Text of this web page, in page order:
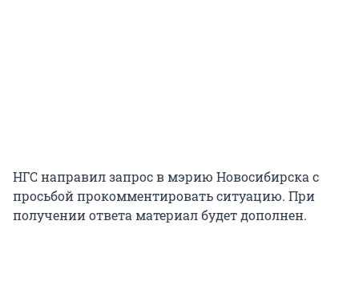
НГС направил запрос в мэрию Новосибирска с
просьбой прокомментировать ситуацию. При
получении ответа материал будет дополнен.